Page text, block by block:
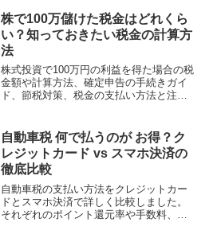
います。無駄な支出を抑え、効率的に税
金を支払うためのポイントが満載です。
株で100万儲けた税金はどれくら
い？知っておきたい税金の計算方
法
株式投資で100万円の利益を得た場合の税
金額や計算方法、確定申告の手続きガイ
ド、節税対策、税金の支払い方法と注意
ための知識を提供します。
自動車税 何で払うのが お得？ク
レジットカード vs スマホ決済の
徹底比較
自動車税の支払い方法をクレジットカー
ドとスマホ決済で詳しく比較しました。
それぞれのポイント還元率や手数料、使